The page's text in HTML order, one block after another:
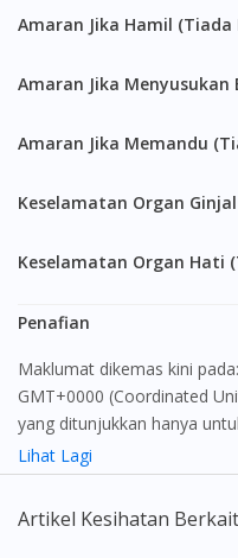
Amaran Jika Hamil
Amaran Jika
Amaran Jika Memandu
Keselamatan Organ
Keselamatan Organ Hati
Penafian
Maklumat dikemas kini pada: Thu Jul 23 2026 18:44:27
GMT+0000 (Coordinated
yang ditunjukkan hanya
mungkin tidak seperti produk
maklumat sahaja, bagi
Lihat Lagi
Artikel Kesihatan